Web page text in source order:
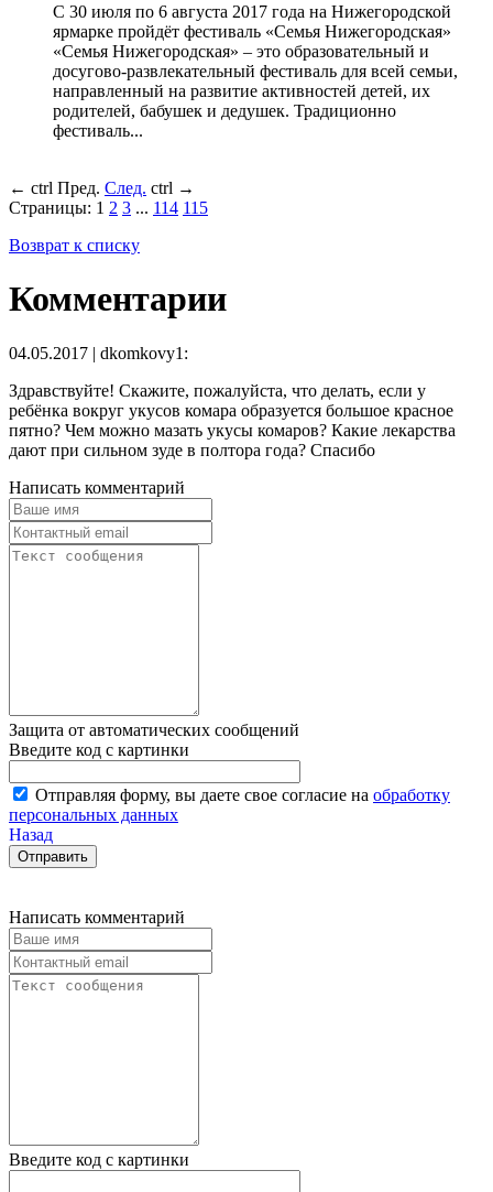
С 30 июля по 6 августа 2017 года на Нижегородской
ярмарке пройдёт фестиваль «Семья Нижегородская»
«Семья Нижегородская» – это образовательный и
досугово-развлекательный фестиваль для всей семьи,
направленный на развитие активностей детей, их
родителей, бабушек и дедушек. Традиционно
фестиваль...
← ctrl Пред. След. ctrl →
Страницы: 1 2 3 ... 114 115
Возврат к списку
Комментарии
04.05.2017 | dkomkovy1:
Здравствуйте! Скажите, пожалуйста, что делать, если у
ребёнка вокруг укусов комара образуется большое красное
пятно? Чем можно мазать укусы комаров? Какие лекарства
дают при сильном зуде в полтора года? Спасибо
Написать комментарий
Защита от автоматических сообщений
Введите код с картинки
Отправляя форму, вы даете свое согласие на обработку
персональных данных
Назад
Написать комментарий
Введите код с картинки